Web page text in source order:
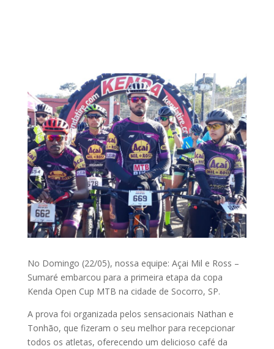
No Domingo (22/05), nossa equipe: Açai Mil e Ross –
Sumaré embarcou para a primeira etapa da copa
Kenda Open Cup MTB na cidade de Socorro, SP.
A prova foi organizada pelos sensacionais Nathan e
Tonhão, que fizeram o seu melhor para recepcionar
todos os atletas, oferecendo um delicioso café da